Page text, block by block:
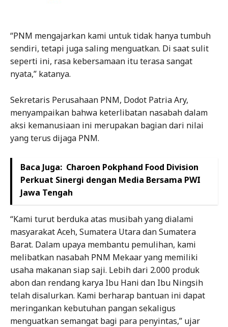
“PNM mengajarkan kami untuk tidak hanya tumbuh
sendiri, tetapi juga saling menguatkan. Di saat sulit
seperti ini, rasa kebersamaan itu terasa sangat
nyata,” katanya.
Sekretaris Perusahaan PNM, Dodot Patria Ary,
menyampaikan bahwa keterlibatan nasabah dalam
aksi kemanusiaan ini merupakan bagian dari nilai
yang terus dijaga PNM.
Baca Juga: Charoen Pokphand Food Division
Perkuat Sinergi dengan Media Bersama PWI
Jawa Tengah
“Kami turut berduka atas musibah yang dialami
masyarakat Aceh, Sumatera Utara dan Sumatera
Barat. Dalam upaya membantu pemulihan, kami
melibatkan nasabah PNM Mekaar yang memiliki
usaha makanan siap saji. Lebih dari 2.000 produk
abon dan rendang karya Ibu Hani dan Ibu Ningsih
telah disalurkan. Kami berharap bantuan ini dapat
meringankan kebutuhan pangan sekaligus
menguatkan semangat bagi para penyintas,” ujar